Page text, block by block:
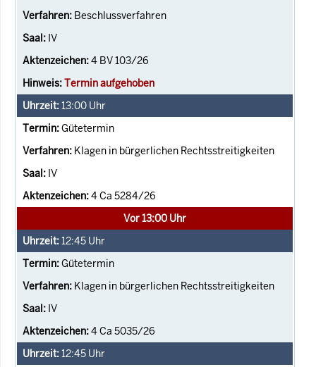
Beschlussverfahren
IV
4 BV 103/26
Termin aufgehoben
13:00 Uhr
Gütetermin
Klagen in bürgerlichen Rechtsstreitigkeiten
IV
4 Ca 5284/26
Vor 13:00 Uhr
12:45 Uhr
Gütetermin
Klagen in bürgerlichen Rechtsstreitigkeiten
IV
4 Ca 5035/26
12:45 Uhr